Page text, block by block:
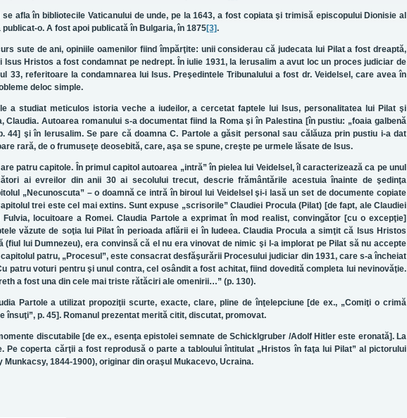
afla în bibliotecile Vaticanului de unde, pe la 1643, a fost copiata şi trimisă episcopului Dionisie al
o. A fost apoi publicată în Bulgaria, în 1875[3].
sute de ani, opiniile oamenilor fiind împărţite: unii considerau că judecata lui Pilat a fost dreaptă,
Hristos a fost condamnat pe nedrept. În iulie 1931, la Ierusalim a avut loc un proces judiciar de
33, referitoare la condamnarea lui Isus. Preşedintele Tribunalului a fost dr. Veidelsel, care avea în
deloc simple.
a studiat meticulos istoria veche a iudeilor, a cercetat faptele lui Isus, personalitatea lui Pilat şi
Claudia. Autoarea romanului s-a documentat fiind la Roma şi în Palestina [în pustiu: „foaia galbenă
44] şi în Ierusalim. Se pare că doamna C. Partole a găsit personal sau călăuza prin pustiu i-a dat
rară, de o frumuseţe deosebită, care, aşa se spune, creşte pe urmele lăsate de Isus.
patru capitole. În primul capitol autoarea „intră” în pielea lui Veidelsel, îl caracterizează ca pe unul
ai evreilor din anii 30 ai secolului trecut, descrie frământările acestuia înainte de şedinţa
„Necunoscuta” – o doamnă ce intră în biroul lui Veidelsel şi-i lasă un set de documente copiate
trei este cel mai extins. Sunt expuse „scrisorile” Claudiei Procula (Pilat) [de fapt, ale Claudiei
locuitoare a Romei. Claudia Partole a exprimat în mod realist, convingător [cu o excepţie]
văzute de soţia lui Pilat în perioada aflării ei în Iudeea. Claudia Procula a simţit că Isus Hristos
(fiul lui Dumnezeu), era convinsă că el nu era vinovat de nimic şi l-a implorat pe Pilat să nu accepte
patru, „Procesul”, este consacrat desfăşurării Procesului judiciar din 1931, care s-a încheiat
patru voturi pentru şi unul contra, cel osândit a fost achitat, fiind dovedită completa lui nevinovăţie.
a fost una din cele mai triste rătăciri ale omenirii…” (p. 130).
Partole a utilizat propoziţii scurte, exacte, clare, pline de înţelepciune [de ex., „Comiţi o crimă
însuţi”, p. 45]. Romanul prezentat merită citit, discutat, promovat.
discutabile [de ex., esenţa epistolei semnate de Schicklgruber /Adolf Hitler este eronată]. La
Pe coperta cărţii a fost reprodusă o parte a tabloului întitulat „Hristos în faţa lui Pilat” al pictorului
Munkacsy, 1844-1900), originar din oraşul Mukacevo, Ucraina.